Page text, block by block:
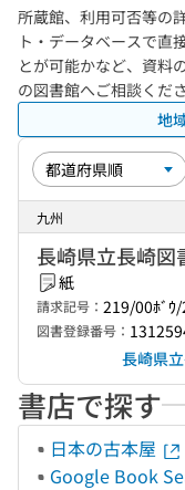
所蔵館、利用可否等の
ト・データベースで直
とが可能かなど、資料
の図書館へご相談くだ
地
九州
長崎県立長崎図
紙
請求記号： 219/00ﾎﾞｳ/
図書登録番号：
長崎県
書店で探す
日本の古本屋
Google Book